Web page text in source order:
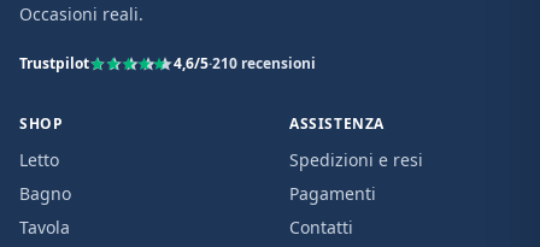
Occasioni reali.
Trustpilot 4,6/5·210 recensioni
SHOP
Letto
Bagno
Tavola
ASSISTENZA
Spedizioni e resi
Pagamenti
Contatti